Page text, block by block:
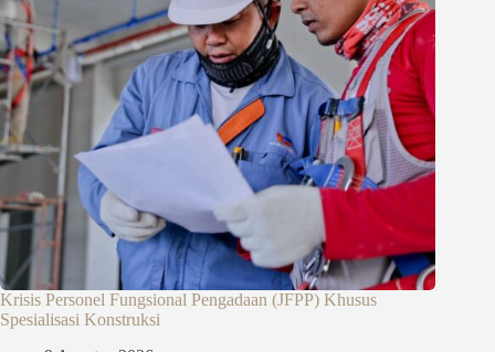
Krisis Personel Fungsional Pengadaan (JFPP) Khusus
Spesialisasi Konstruksi